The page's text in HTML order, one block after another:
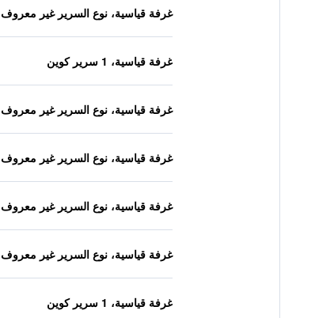
غرفة قياسية، نوع السرير غير معروف
غرفة قياسية، 1 سرير كوين
غرفة قياسية، نوع السرير غير معروف
غرفة قياسية، نوع السرير غير معروف
غرفة قياسية، نوع السرير غير معروف
غرفة قياسية، نوع السرير غير معروف
غرفة قياسية، 1 سرير كوين